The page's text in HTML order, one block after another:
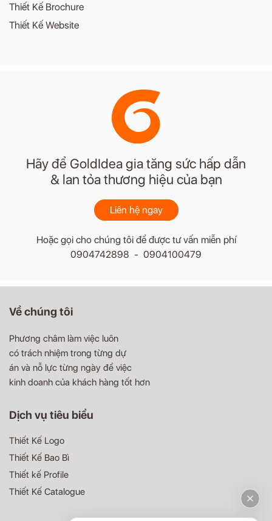
Thiết Kế Brochure
Thiết Kế Website
Hãy để GoldIdea gia tăng sức hấp dẫn
& lan tỏa thương hiệu của bạn
Liên hệ ngay
Hoặc gọi cho chúng tôi để được tư vấn miễn phí
0904742898 - 0904100479
Về chúng tôi
Phương châm làm việc luôn
có trách nhiệm trong từng dự
án và nỗ lực từng ngày để việc
kinh doanh của khách hàng tốt hơn
Dịch vụ tiêu biểu
Thiết Kế Logo
Thiết Kế Bao Bì
Thiết kế Profile
Thiết Kế Catalogue